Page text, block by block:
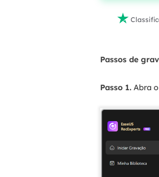

Passos de
Passo 1. Abra o